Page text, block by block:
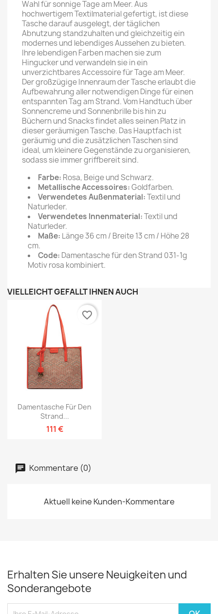
Wahl für sonnige Tage am Meer. Aus
hochwertigem Textilmaterial gefertigt, ist diese
Tasche darauf ausgelegt, der täglichen
Abnutzung standzuhalten und gleichzeitig ein
modernes und lebendiges Aussehen zu bieten.
Ihre lebendigen Farben machen sie zum
Hingucker und verwandeln sie in ein
unverzichtbares Accessoire für Tage am Meer.
Der großzügige Innenraum der Tasche erlaubt die
Aufbewahrung aller notwendigen Dinge für einen
entspannten Tag am Strand. Vom Handtuch über
Sonnencreme und Sonnenbrille bis hin zu
Büchern und Snacks findet alles seinen Platz in
dieser geräumigen Tasche. Das Hauptfach ist
geräumig und die zusätzlichen Taschen sind
ideal, um kleinere Gegenstände zu organisieren,
sodass sie immer griffbereit sind.
Farbe: Rosa, Beige und Schwarz.
Metallische Accessoires:Goldfarben.
Verwendetes Außenmaterial:Textil und
Naturleder.
Verwendetes Innenmaterial:Textil und
Naturleder.
Maße: Länge 36 cm / Breite 13 cm / Höhe 28
cm.
Code: Damentasche für den Strand 031-1g
Motiv rosa kombiniert.
VIELLEICHT GEFÄLLT IHNEN AUCH
Damentasche Für Den
Strand...
111 €
favorite_border
Kommentare (0)
Aktuell keine Kunden-Kommentare
Erhalten Sie unsere Neuigkeiten und
Sonderangebote